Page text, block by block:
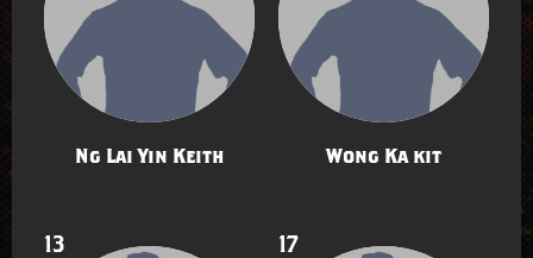
Ng Lai Yin Keith Wong Ka kit
13 17